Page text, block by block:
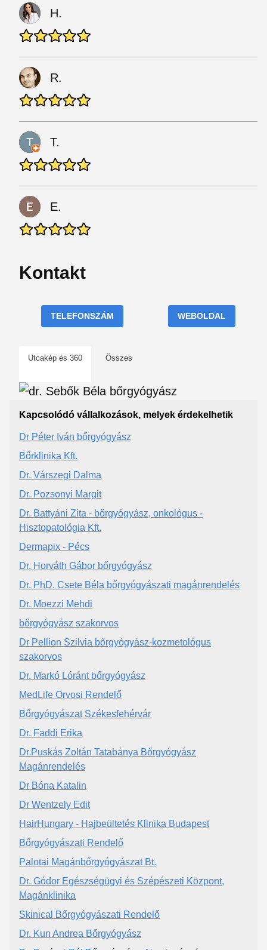
H.
R.
T.
E.
Kontakt
TELEFONSZÁM WEBOLDAL
Utcakép és 360 Összes
Kapcsolódó vállalkozások, melyek érdekelhetik
Dr Péter Iván bőrgyógyász
Bőrklinika Kft.
Dr. Várszegi Dalma
Dr. Pozsonyi Margit
Dr. Battyáni Zita - bőrgyógyász, onkológus -
Hisztopatológia Kft.
Dermapix - Pécs
Dr. Horváth Gábor bőrgyógyász
Dr. PhD. Csete Béla bőrgyógyászati magánrendelés
Dr. Moezzi Mehdi
bőrgyógyász szakorvos
Dr Pellion Szilvia bőrgyógyász-kozmetológus
szakorvos
Dr. Markó Lóránt bőrgyógyász
MedLife Orvosi Rendelő
Bőrgyógyászat Székesfehérvár
Dr. Faddi Erika
Dr.Puskás Zoltán Tatabánya Bőrgyógyász
Magánrendelés
Dr Bóna Katalin
Dr Wentzely Edit
HairHungary - Hajbeültetés Klinika Budapest
Bőrgyógyászati Rendelő
Palotai Magánbőrgyógyászat Bt.
Dr. Gódor Egészségügyi és Szépészeti Központ,
Magánklinika
Skinical Bőrgyógyászati Rendelő
Dr. Kun Andrea Bőrgyógyász